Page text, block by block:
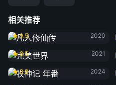
相关推荐
凡人修仙传
9.5
2020
完美世界
8.5
2021
牧神记 年番
8.8
2024
吞噬星空 合集